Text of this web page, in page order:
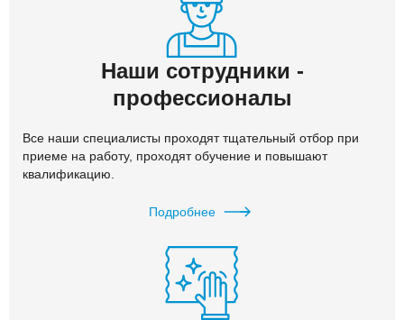
Наши сотрудники -
профессионалы
Все наши специалисты проходят тщательный отбор при
приеме на работу, проходят обучение и повышают
квалификацию.
Подробнее